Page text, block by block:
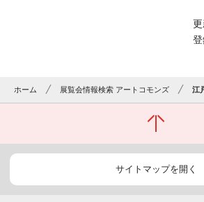
ホーム 展覧会情報検索 アートコモンズ 江
サイトマップを開く